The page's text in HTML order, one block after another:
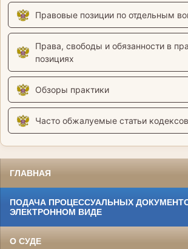
Правовые позиции по отдельным
Права, свободы и обязанности в
позициях
Обзоры практики
Часто обжалуемые статьи кодексов
ГЛАВНАЯ
ПОДАЧА ПРОЦЕССУАЛЬНЫХ
ЭЛЕКТРОННОМ ВИДЕ
О СУДЕ